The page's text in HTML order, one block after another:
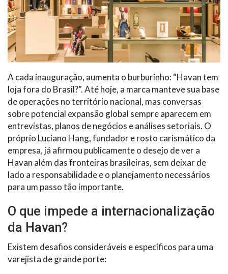
A cada inauguração, aumenta o burburinho: “Havan tem
loja fora do Brasil?”. Até hoje, a marca manteve sua base
de operações no território nacional, mas conversas
sobre potencial expansão global sempre aparecem em
entrevistas, planos de negócios e análises setoriais. O
próprio Luciano Hang, fundador e rosto carismático da
empresa, já afirmou publicamente o desejo de ver a
Havan além das fronteiras brasileiras, sem deixar de
lado a responsabilidade e o planejamento necessários
para um passo tão importante.
O que impede a internacionalização
da Havan?
Existem desafios consideráveis e específicos para uma
varejista de grande porte: